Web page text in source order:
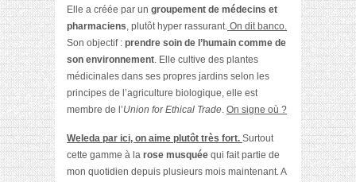
Elle a créée par un groupement de médecins et
pharmaciens, plutôt hyper rassurant. On dit banco.
Son objectif : prendre soin de l’humain comme de
son environnement. Elle cultive des plantes
médicinales dans ses propres jardins selon les
principes de l’agriculture biologique, elle est
membre de l’Union for Ethical Trade. On signe où ?
Weleda par ici, on aime plutôt très fort. Surtout
cette gamme à la rose musquée qui fait partie de
mon quotidien depuis plusieurs mois maintenant. A